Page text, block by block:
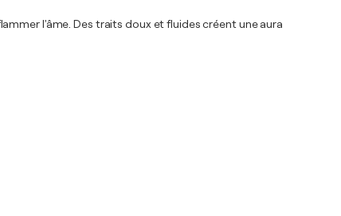
l'âme. Des traits doux et fluides créent une aura